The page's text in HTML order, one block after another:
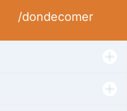
/dondecomer